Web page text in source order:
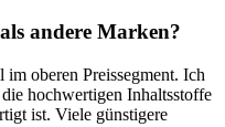
andere Marken?
oberen Preissegment. Ich
hochwertigen Inhaltsstoffe‌
ist. Viele günstigere